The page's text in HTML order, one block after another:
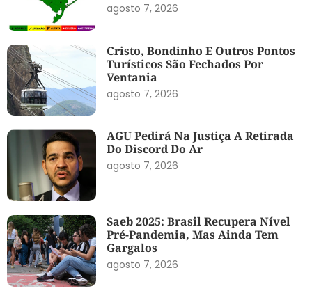
agosto 7, 2026
Cristo, Bondinho E Outros Pontos
Turísticos São Fechados Por
Ventania
agosto 7, 2026
AGU Pedirá Na Justiça A Retirada
Do Discord Do Ar
agosto 7, 2026
Saeb 2025: Brasil Recupera Nível
Pré-Pandemia, Mas Ainda Tem
Gargalos
agosto 7, 2026